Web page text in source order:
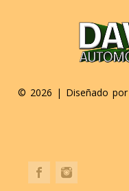
© 2026 | Diseñado por